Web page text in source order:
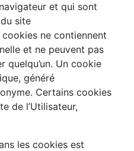
et qui sont
site
ne contiennent
et ne peuvent pas
quelqu’un. Un cookie
généré
Certains cookies
de l’Utilisateur,
les cookies est